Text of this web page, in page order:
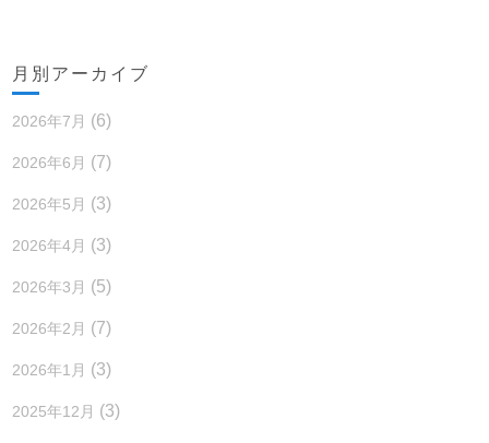
月別アーカイブ
2026年7月 (6)
2026年6月 (7)
2026年5月 (3)
2026年4月 (3)
2026年3月 (5)
2026年2月 (7)
2026年1月 (3)
2025年12月 (3)